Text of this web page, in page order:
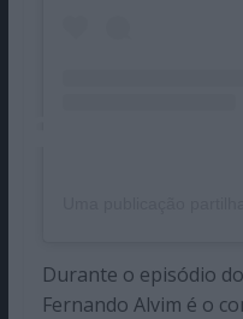
Durante o episódio
Fernando Alvim é o